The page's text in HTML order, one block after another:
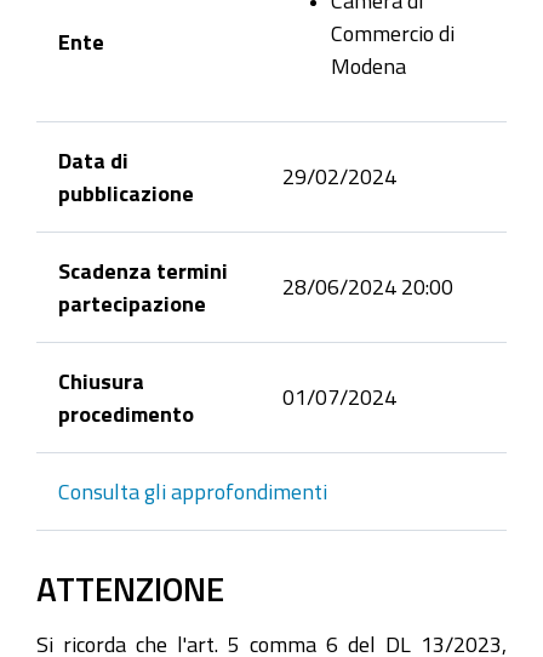
Ente
Commercio di
Modena
Data di
pubblicazione
29/02/2024
Scadenza termini
partecipazione
28/06/2024 20:00
Chiusura
procedimento
01/07/2024
Consulta gli approfondimenti
ATTENZIONE
Si ricorda che l'art. 5 comma 6 del DL 13/2023,